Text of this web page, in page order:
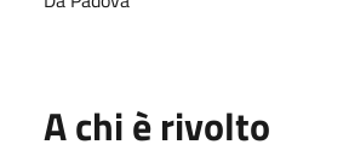
A chi è rivolto